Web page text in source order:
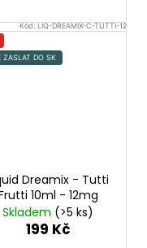
Kód:LIQ-DREAMIX-C-TUTTI-12
ZASLAT DO SK
Dreamix - Tutti
10ml - 12mg
Skladem (>5 ks)
199 Kč